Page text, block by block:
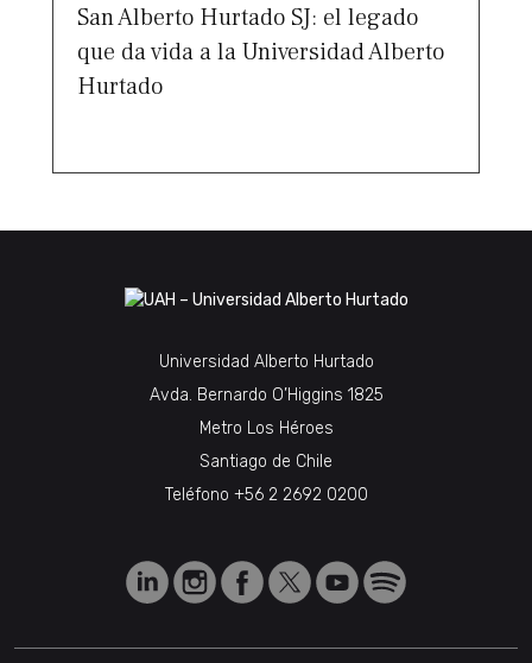
San Alberto Hurtado SJ: el legado
que da vida a la Universidad Alberto
Hurtado
Universidad Alberto Hurtado
Avda. Bernardo O’Higgins 1825
Metro Los Héroes
Santiago de Chile
Teléfono +56 2 2692 0200